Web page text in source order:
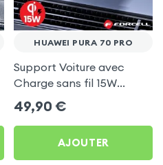
HUAWEI PURA 70 PRO
Support Voiture avec
Charge sans fil 15W
Forcell pour Huawei Pura
70 Pro
49,90 €
AJOUTER